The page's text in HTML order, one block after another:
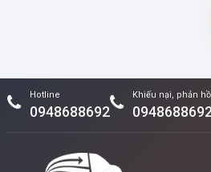
Hotline
0948688692
Khiếu nại, phản